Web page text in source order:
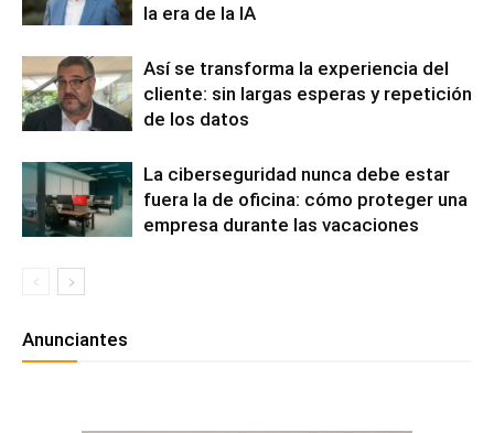
la era de la IA
Así se transforma la experiencia del
cliente: sin largas esperas y repetición
de los datos
La ciberseguridad nunca debe estar
fuera la de oficina: cómo proteger una
empresa durante las vacaciones
Anunciantes